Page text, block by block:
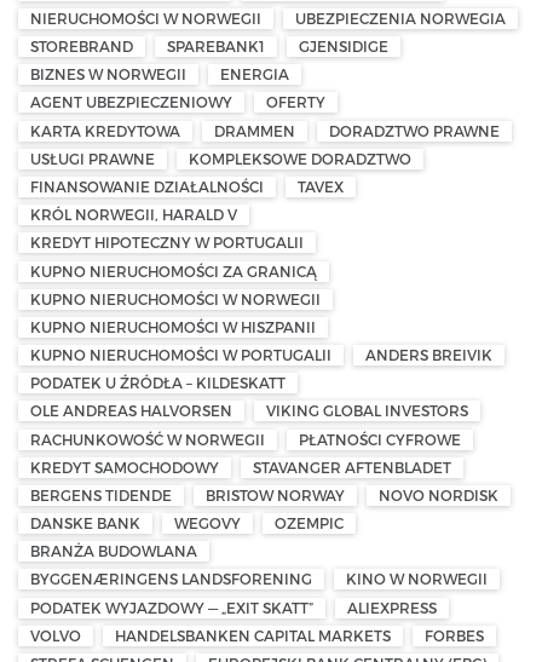
NIERUCHOMOŚCI W NORWEGII
UBEZPIECZENIA NORWEGIA
STOREBRAND
SPAREBANK1
GJENSIDIGE
BIZNES W NORWEGII
ENERGIA
AGENT UBEZPIECZENIOWY
OFERTY
KARTA KREDYTOWA
DRAMMEN
DORADZTWO PRAWNE
USŁUGI PRAWNE
KOMPLEKSOWE DORADZTWO
FINANSOWANIE DZIAŁALNOŚCI
TAVEX
KRÓL NORWEGII, HARALD V
KREDYT HIPOTECZNY W PORTUGALII
KUPNO NIERUCHOMOŚCI ZA GRANICĄ
KUPNO NIERUCHOMOŚCI W NORWEGII
KUPNO NIERUCHOMOŚCI W HISZPANII
KUPNO NIERUCHOMOŚCI W PORTUGALII
ANDERS BREIVIK
PODATEK U ŹRÓDŁA – KILDESKATT
OLE ANDREAS HALVORSEN
VIKING GLOBAL INVESTORS
RACHUNKOWOŚĆ W NORWEGII
PŁATNOŚCI CYFROWE
KREDYT SAMOCHODOWY
STAVANGER AFTENBLADET
BERGENS TIDENDE
BRISTOW NORWAY
NOVO NORDISK
DANSKE BANK
WEGOVY
OZEMPIC
BRANŻA BUDOWLANA
BYGGENÆRINGENS LANDSFORENING
KINO W NORWEGII
PODATEK WYJAZDOWY — „EXIT SKATT”
ALIEXPRESS
VOLVO
HANDELSBANKEN CAPITAL MARKETS
FORBES